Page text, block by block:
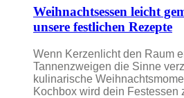
Weihnachtsessen leicht
unsere festlichen Rezepte
Wenn Kerzenlicht den Raum
Tannenzweigen die Sinne
kulinarische
Kochbox wird dein Festessen